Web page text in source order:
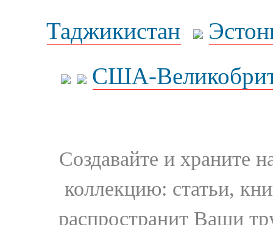
Таджикистан
США-
Создавайте и храните
коллекцию: статьи,
распространит Ваши